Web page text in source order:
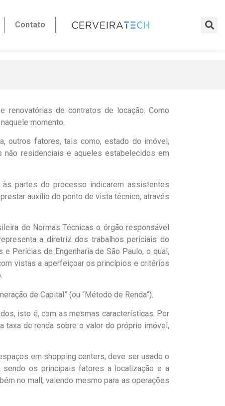
Contato
de contratos de locação. Como
momento.
outros fatores, tais como, estado do imóvel,
não residenciais e aqueles estabelecidos em
partes do processo indicarem assistentes
auxílio do ponto de vista técnico, através
de Normas Técnicas o órgão responsável
a diretriz dos trabalhos periciais do
Perícias de Engenharia de São Paulo, o qual,
vistas a aperfeiçoar os princípios e critérios
de Capital” (ou “Método de Renda”).
isto é, com as mesmas características. Por
taxa de renda sobre o valor do próprio imóvel,
em shopping centers, deve ser usado o
sendo os principais fatores a localização e a
no mall, valendo mesmo para as operações